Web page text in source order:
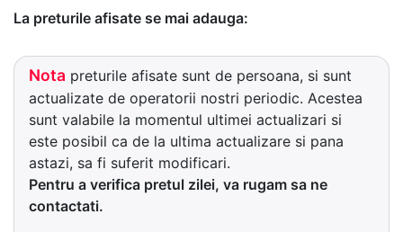
La preturile afisate se mai adauga:
Nota preturile afisate sunt de persoana, si sunt
actualizate de operatorii nostri periodic. Acestea
sunt valabile la momentul ultimei actualizari si
este posibil ca de la ultima actualizare si pana
astazi, sa fi suferit modificari.
Pentru a verifica pretul zilei, va rugam sa ne
contactati.